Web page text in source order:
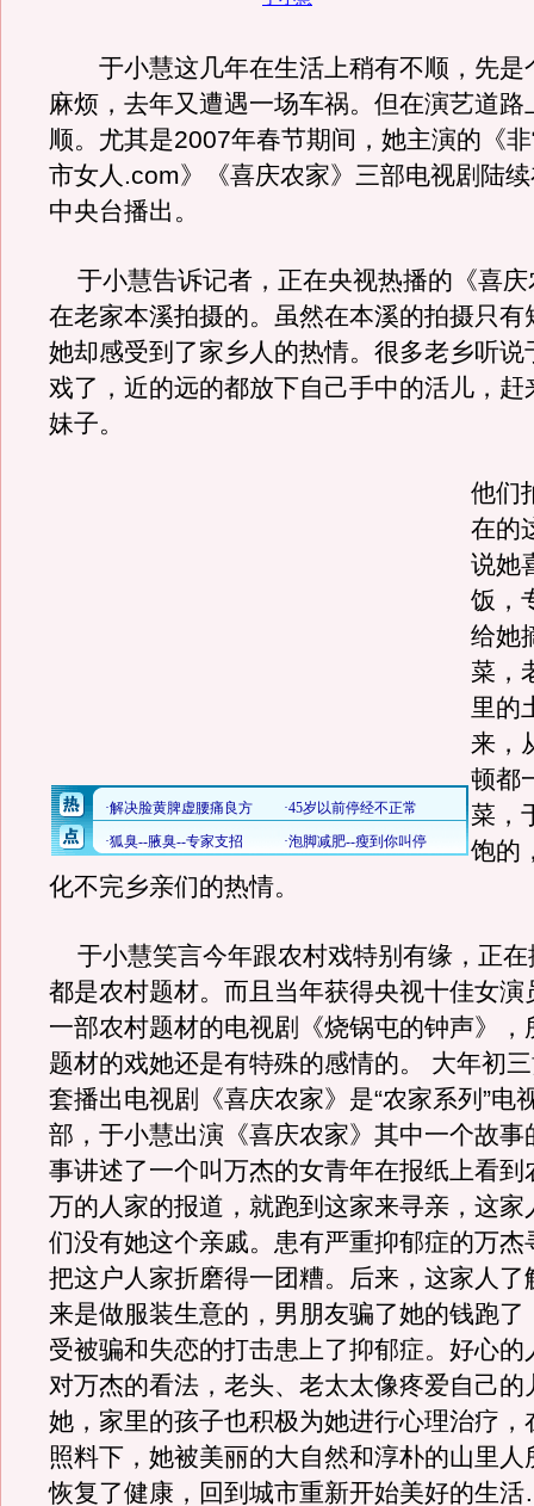
于小慧这几年在生活上稍有不顺，先是
麻烦，去年又遭遇一场车祸。但在演艺道路
顺。尤其是2007年春节期间，她主演的《
市女人.com》《喜庆农家》三部电视剧陆
中央台播出。
于小慧告诉记者，正在央视热播的《喜庆
在老家本溪拍摄的。虽然在本溪的拍摄只有
她却感受到了家乡人的热情。很多老乡听说
戏了，近的远的都放下自己手中的活儿，赶
妹子。
他们
在的
说她
饭，
给她
菜，
里的
来，
顿都
菜，
饱的
化不完乡亲们的热情。
于小慧笑言今年跟农村戏特别有缘，正在
都是农村题材。而且当年获得央视十佳女演
一部农村题材的电视剧《烧锅屯的钟声》，
题材的戏她还是有特殊的感情的。 大年初
套播出电视剧《喜庆农家》是“农家系列”电
部，于小慧出演《喜庆农家》其中一个故事
事讲述了一个叫万杰的女青年在报纸上看到
万的人家的报道，就跑到这家来寻亲，这家
们没有她这个亲戚。患有严重抑郁症的万杰
把这户人家折磨得一团糟。后来，这家人了
来是做服装生意的，男朋友骗了她的钱跑了
受被骗和失恋的打击患上了抑郁症。好心的
对万杰的看法，老头、老太太像疼爱自己的
她，家里的孩子也积极为她进行心理治疗，
照料下，她被美丽的大自然和淳朴的山里人
恢复了健康，回到城市重新开始美好的生